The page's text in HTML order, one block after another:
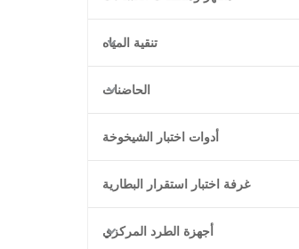
تنقية المياه
الحاضنات
أدوات اختبار الشيخوخة
غرفة اختبار استقرار البطارية
أجهزة الطرد المركزي